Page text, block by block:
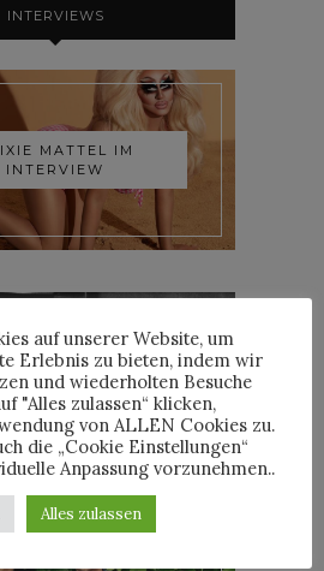
INTERVIEWS
MATTEL IM
INTERVIEW
LEMOINE AKA
IM INTERVIEW
auf unserer Website, um
Erlebnis zu bieten, indem wir
und wiederholten Besuche
"Alles zulassen“ klicken,
von ALLEN Cookies zu.
die „Cookie Einstellungen“
Anpassung vorzunehmen..
Alles zulassen